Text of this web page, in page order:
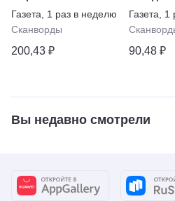
Газета
1 раз в неделю
Сканворды
200,43 ₽
Газета
1
90,48 ₽
Вы недавно смотрели